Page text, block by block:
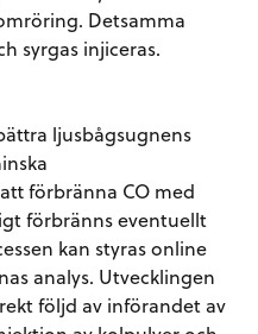
Detsamma
syrgas injiceras.
ljusbågsugnens
förbränna CO med
förbränns eventuellt
kan styras online
analys. Utvecklingen
följd av införandet av